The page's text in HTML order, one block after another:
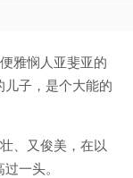
雅悯人亚斐亚的
子，是个大能的
、又俊美，在以
一头。